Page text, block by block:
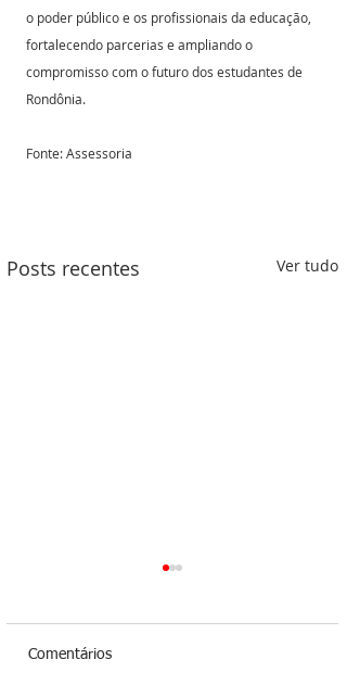
o poder público e os profissionais da educação,
fortalecendo parcerias e ampliando o
compromisso com o futuro dos estudantes de
Rondônia.
Fonte: Assessoria
Posts recentes Ver tudo
Comentários